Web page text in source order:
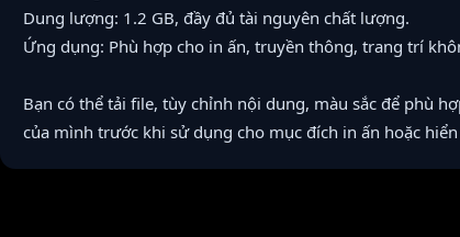
Dung lượng: 1.2 GB, đầy đủ tài nguyên chất lượng.
Ứng dụng: Phù hợp cho in ấn, truyền thông, trang trí
Bạn có thể tải file, tùy chỉnh nội dung, màu sắc để phù
của mình trước khi sử dụng cho mục đích in ấn hoặc